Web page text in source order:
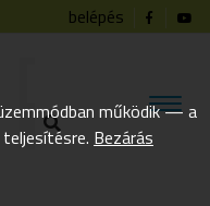
belépés
működik — a
teljesítésre. Bezárás